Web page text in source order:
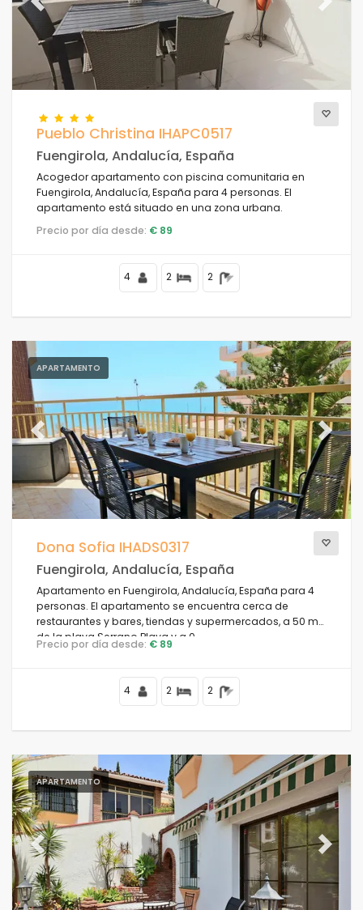
Previous Next
Pueblo Christina IHAPC0517
Fuengirola, Andalucía, España
Acogedor apartamento con piscina comunitaria en
Fuengirola, Andalucía, España para 4 personas. El
apartamento está situado en una zona urbana.
Precio por día desde: € 89
4 2 2
APARTAMENTO
Previous Next
Dona Sofia IHADS0317
Fuengirola, Andalucía, España
Apartamento en Fuengirola, Andalucía, España para 4
personas. El apartamento se encuentra cerca de
restaurantes y bares, tiendas y supermercados, a 50 m
de la playa Serrano Playa y a 0.
Precio por día desde: € 89
4 2 2
APARTAMENTO
Previous Next